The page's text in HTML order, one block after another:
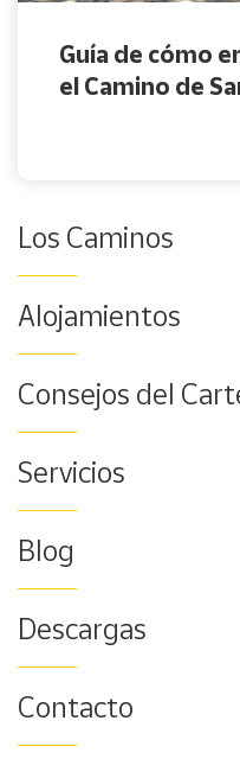
Guía de cómo
el Camino de
Los Caminos
Alojamientos
Consejos del
Servicios
Blog
Descargas
Contacto